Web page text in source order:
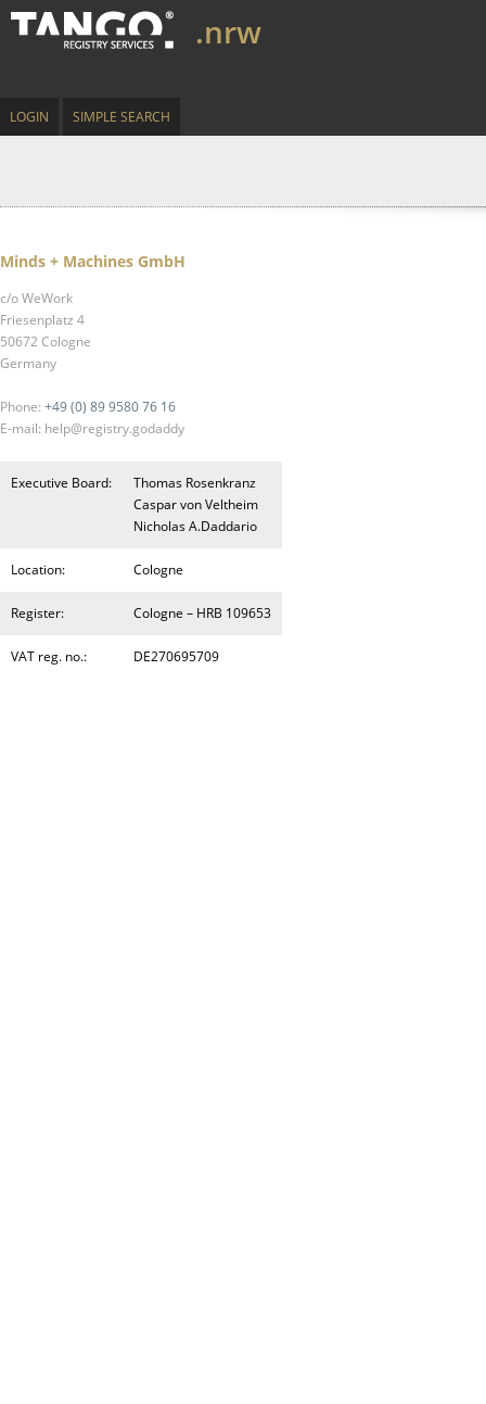
.nrw
LOGIN SIMPLE SEARCH
Minds + Machines GmbH
c/o WeWork
Friesenplatz 4
50672 Cologne
Germany
Phone: +49 (0) 89 9580 76 16
E-mail: help@registry.godaddy
Executive Board:
Thomas Rosenkranz
Caspar von Veltheim
Nicholas A.Daddario
Location: Cologne
Register: Cologne – HRB 109653
VAT reg. no.: DE270695709